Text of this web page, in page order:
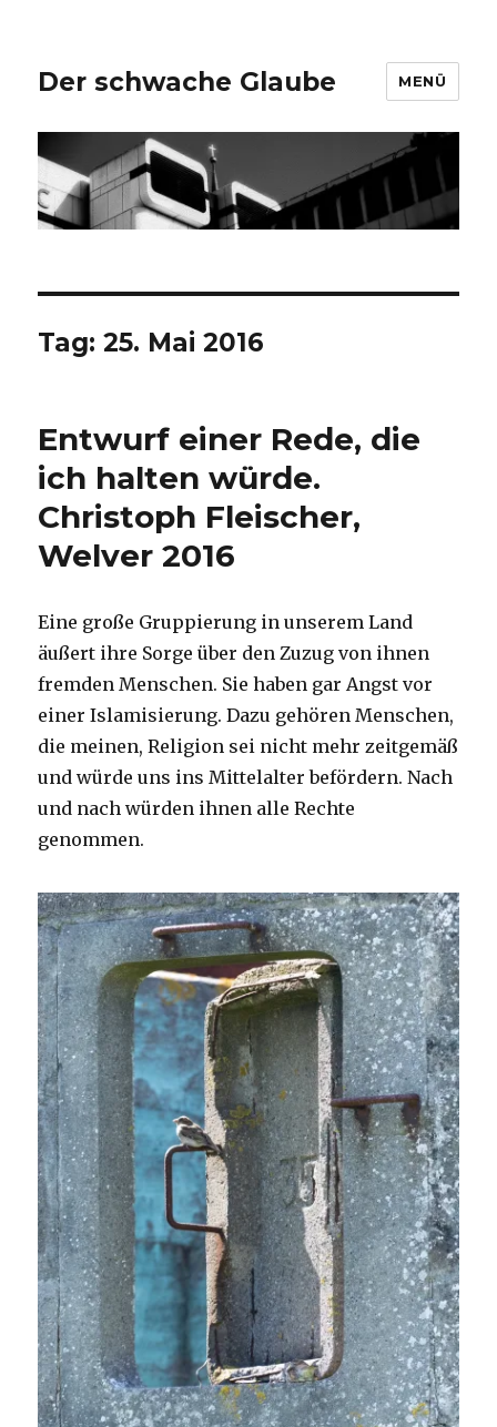
Der schwache Glaube MENÜ
Tag:25. Mai 2016
Entwurf einer Rede, die
ich halten würde.
Christoph Fleischer,
Welver 2016
Eine große Gruppierung in unserem Land
äußert ihre Sorge über den Zuzug von ihnen
fremden Menschen. Sie haben gar Angst vor
einer Islamisierung. Dazu gehören Menschen,
die meinen, Religion sei nicht mehr zeitgemäß
und würde uns ins Mittelalter befördern. Nach
und nach würden ihnen alle Rechte
genommen.